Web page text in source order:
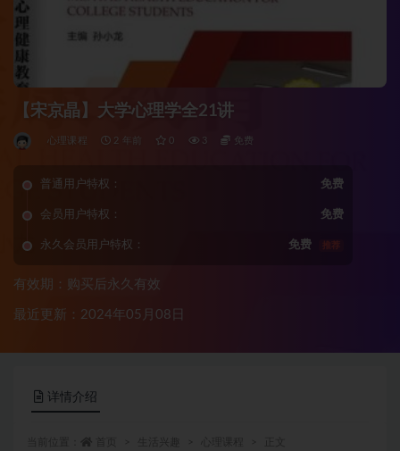
【宋京晶】大学心理学全21讲
心理课程 2 年前 0 3 免费
普通用户特权： 免费
会员用户特权： 免费
永久会员用户特权： 免费 推荐
有效期：购买后永久有效
最近更新：2024年05月08日
详情介绍